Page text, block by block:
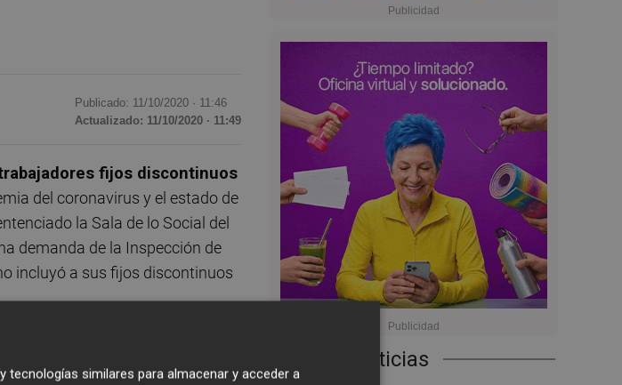
Últimas Noticias
Publicado: 11/10/2020 · 11:46
Actualizado: 11/10/2020 · 11:49
fijos discontinuos
del coronavirus y el estado de
la Sala de lo Social del
demanda de la Inspección de
incluyó a sus fijos discontinuos
fijos discontinuos que
una situación de desprotección
similares para almacenar y acceder a